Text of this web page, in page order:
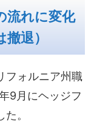
流れに変化
退）
フォルニア州職
9月にヘッジフ
。